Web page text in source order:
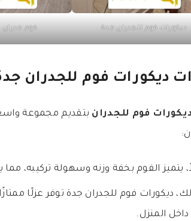
ديكورات فوم للجدران جدة فوم
ديكورات فوم للجدران
ديكورات فوم للجدران بتقديم مجموعة
يتميز الفوم بخفة وزنه وسهولة تركيبه،
ديكورات فوم للجدران جدة توفر عزلًا
داخل المنزل.